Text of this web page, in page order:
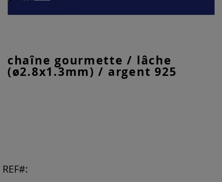
chaîne gourmette / lâche
(ø2.8x1.3mm) / argent 925
REF
to
the
beginning